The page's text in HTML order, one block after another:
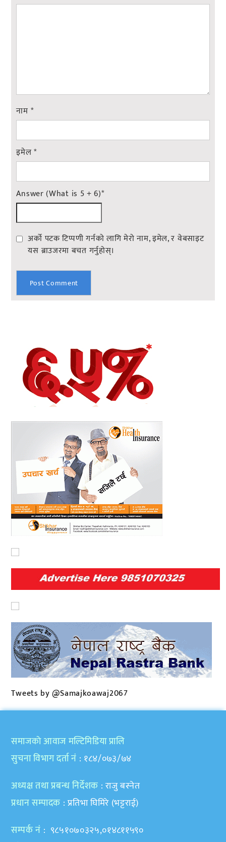
नाम *
इमेल*
Answer (What is 5 + 6)*
अर्को पटक टिप्पणी गर्नको लागि मेरो नाम, इमेल, र वेबसाइट
यस ब्राउजरमा बचत गर्नुहोस्।
Tweets by @Samajkoawaj2067
समाजकाे आवाज मल्टिमिडिया प्रालि
सुचना विभाग दर्ता नं : १८४/०७३/७४
अध्यक्ष तथा प्रबन्ध निर्देशक : राजु बस्नेत
प्रधान सम्पादक : प्रतिभा घिमिरे (भट्टराई)
सम्पर्क नं : ९८५१०७०३२५,०१४८११५९०